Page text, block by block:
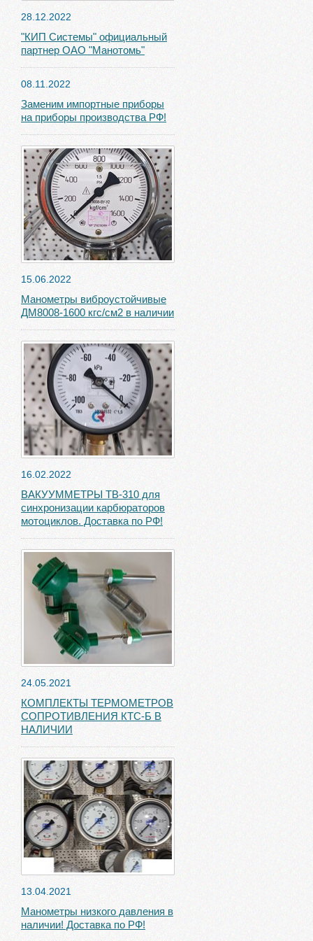
28.12.2022
"КИП Системы" официальный
партнер ОАО "Манотомь"
08.11.2022
Заменим импортные приборы
на приборы производства РФ!
15.06.2022
Манометры виброустойчивые
ДМ8008-1600 кгс/см2 в наличии
16.02.2022
ВАКУУММЕТРЫ ТВ-310 для
синхронизации карбюраторов
мотоциклов. Доставка по РФ!
24.05.2021
КОМПЛЕКТЫ ТЕРМОМЕТРОВ
СОПРОТИВЛЕНИЯ КТС-Б В
НАЛИЧИИ
13.04.2021
Манометры низкого давления в
наличии! Доставка по РФ!